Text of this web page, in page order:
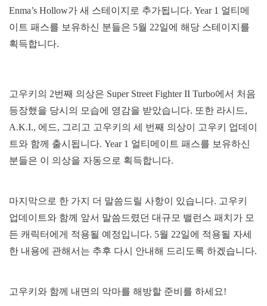
Enma’s Hollow가 새 스테이지로 추가됩니다. Year 1 얼티메
이트 패스를 보유하신 분들은 5월 22일에 해당 스테이지를
획득합니다.
고우키의 2번째 의상은 Super Street Fighter II Turbo에서 처음
등장했을 당시의 모습에 영감을 받았습니다. 또한 라시드,
A.K.I., 에드, 그리고 고우키의 세 번째 의상이 고우키 업데이
트와 함께 출시됩니다. Year 1 얼티메이트 패스를 보유하신
분들은 이 의상을 자동으로 획득합니다.
마지막으로 한 가지 더 말씀드릴 사항이 있습니다. 고우키
업데이트와 함께 앞서 말씀드렸던 대규모 밸런스 패치가 모
든 캐릭터에게 적용될 예정입니다. 5월 22일에 적용될 자세
한 내용에 관해서는 추후 다시 안내해 드리도록 하겠습니다.
고우키와 함께 내면의 악마를 해방할 준비를 하세요!